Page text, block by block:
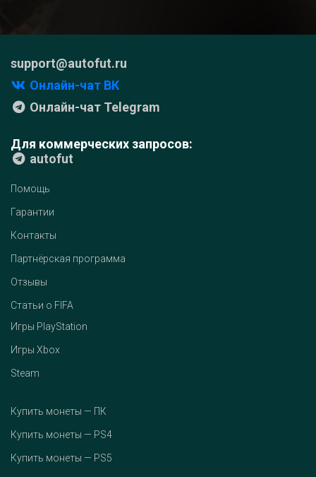
support@autofut.ru
Онлайн-чат ВК
Онлайн-чат Telegram
Для коммерческих запросов:
autofut
Помощь
Гарантии
Контакты
Партнёрская программа
Отзывы
Статьи о FIFA
Игры PlayStation
Игры Xbox
Steam
Купить монеты — ПК
Купить монеты — PS4
Купить монеты — PS5